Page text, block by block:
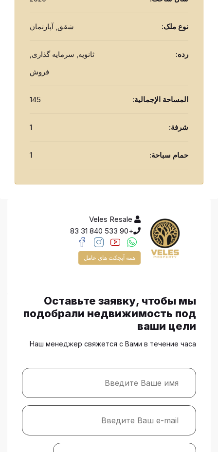
نوع ملک: شقق, آپارتمان
رده:
ثانویه, سرمایه گذاری,
فروش
المساحة الإجمالية: 145
شرفة: 1
حمام سباحة: 1
+90 533 840 31 83
همه آبجکت های عامل
Оставьте заявку, чтобы мы
подобрали недвижимость под
ваши цели
Наш менеджер свяжется с Вами в течение часа